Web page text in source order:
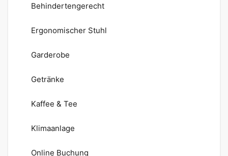
Behindertengerecht
Ergonomischer Stuhl
Garderobe
Getränke
Kaffee & Tee
Klimaanlage
Online Buchung